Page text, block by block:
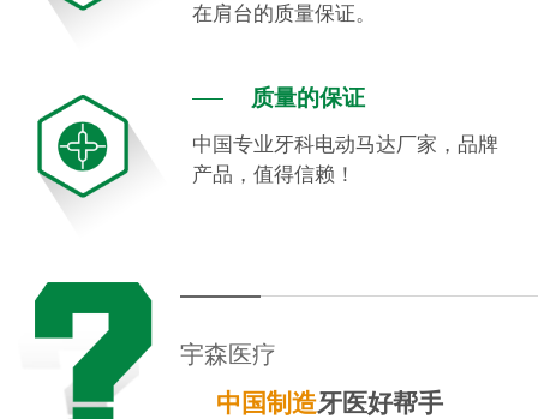
在肩台的质量保证。
质量的保证
中国专业牙科电动马达厂家，品牌
产品，值得信赖！
宇森医疗
中国制造牙医好帮手